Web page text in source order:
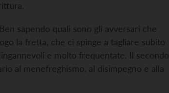
sapendo quali sono gli avversari che
la fretta, che ci spinge a tagliare subito
e molto frequentate. Il secondo
al menefreghismo, al disimpegno e alla